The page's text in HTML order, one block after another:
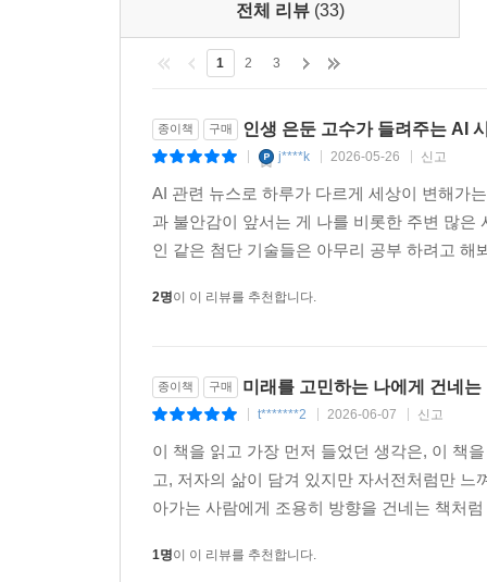
전체 리뷰 (33)
1 2 3
종이책 구매 인생 은둔 고수가 들려주는 AI
j****k 2026-05-26 신고
AI 관련 뉴스로 하루가 다르게 세상이 변해가
과 불안감이 앞서는 게 나를 비롯한 주변 많
인 같은 첨단 기술들은 아무리 공부 하려고
2명이 이 리뷰를 추천합니다.
종이책 구매 미래를 고민하는 나에게 건네
t*******2 2026-06-07 신고
이 책을 읽고 가장 먼저 들었던 생각은, 이 책
고, 저자의 삶이 담겨 있지만 자서전처럼만
아가는 사람에게 조용히 방향을 건네는 책처
1명이 이 리뷰를 추천합니다.